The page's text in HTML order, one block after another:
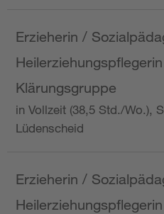
Erzieherin /
Klärungsgruppe
in Vollzeit (38,5 Std./Wo.),
Lüdenscheid
Erzieherin /